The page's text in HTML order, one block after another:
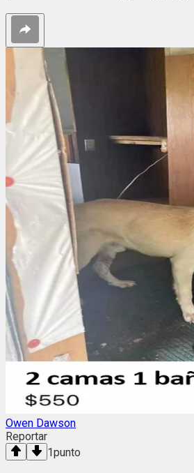
Owen Dawson
Reportar
1punto